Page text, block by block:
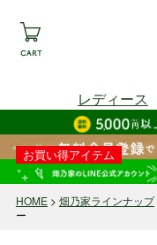
レディース
HOME 畑乃家ラインナップ
ー
お買い得アイテム